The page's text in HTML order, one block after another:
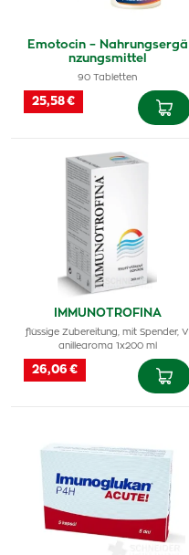
Emotocin – Nahrungsergä
nzungsmittel
90 Tabletten
25,58 €
IMMUNOTROFINA
flüssige Zubereitung, mit Spender, V
anillearoma 1x200 ml
26,06 €